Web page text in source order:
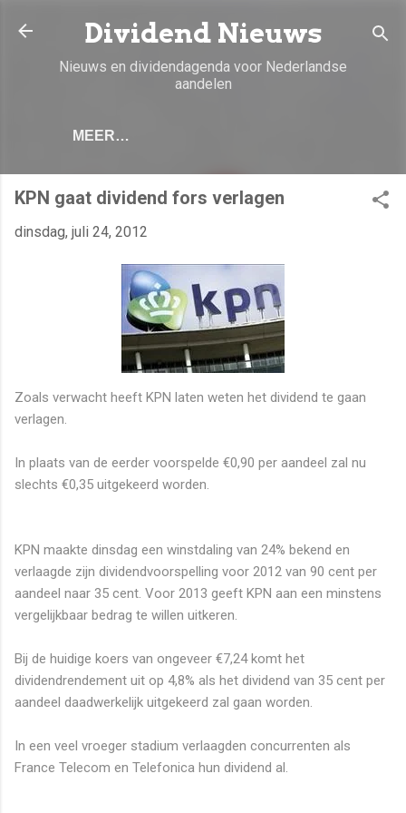
Doorgaan naar hoofdcontent
Dividend Nieuws
Nieuws en dividendagenda voor Nederlandse
aandelen
MEER…
KPN gaat dividend fors verlagen
dinsdag, juli 24, 2012
Zoals verwacht heeft KPN laten weten het dividend te gaan
verlagen.
In plaats van de eerder voorspelde €0,90 per aandeel zal nu
slechts €0,35 uitgekeerd worden.
KPN maakte dinsdag een winstdaling van 24% bekend en
verlaagde zijn dividendvoorspelling voor 2012 van 90 cent per
aandeel naar 35 cent. Voor 2013 geeft KPN aan een minstens
vergelijkbaar bedrag te willen uitkeren.
Bij de huidige koers van ongeveer €7,24 komt het
dividendrendement uit op 4,8% als het dividend van 35 cent per
aandeel daadwerkelijk uitgekeerd zal gaan worden.
In een veel vroeger stadium verlaagden concurrenten als
France Telecom en Telefonica hun dividend al.